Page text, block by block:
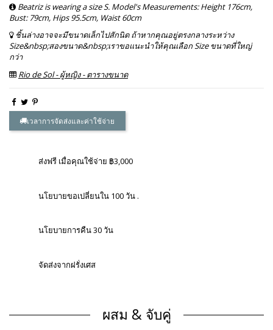
Beatriz is wearing a size S. Model's Measurements: Height 176cm,
Bust: 79cm, Hips 95.5cm, Waist 60cm
ชิ้นล่างอาจจะมีขนาดเล็กไปสักนิด ถ้าหากคุณอยู่ตรงกลางระหว่าง
Size&nbsp;สองขนาด&nbsp;เราขอแนะนำให้คุณเลือก Size ขนาดที่ใหญ่
กว่า
Rio de Sol - ผู้หญิง - ตารางขนาด
เวลาการจัดส่งและค่าใช้จ่าย
ส่งฟรี เมื่อคุณใช้จ่าย ฿3,000
นโยบายขอเปลี่ยนใน 100 วัน .
นโยบายการคืน 30 วัน
จัดส่งจากฝรั่งเศส
ผสม & จับคู่